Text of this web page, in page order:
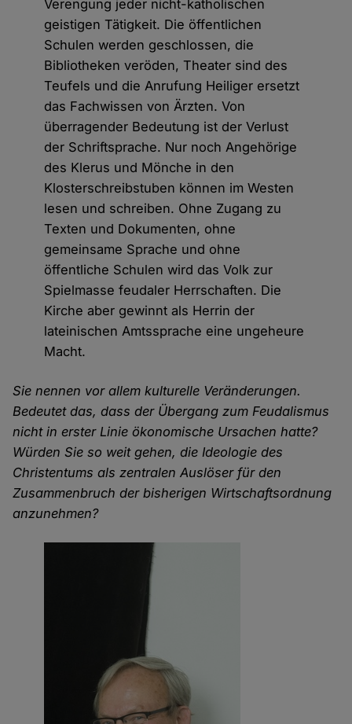
Verengung jeder nicht-katholischen
geistigen Tätigkeit. Die öffentlichen
Schulen werden geschlossen, die
Bibliotheken veröden, Theater sind des
Teufels und die Anrufung Heiliger ersetzt
das Fachwissen von Ärzten. Von
überragender Bedeutung ist der Verlust
der Schriftsprache. Nur noch Angehörige
des Klerus und Mönche in den
Klosterschreibstuben können im Westen
lesen und schreiben. Ohne Zugang zu
Texten und Dokumenten, ohne
gemeinsame Sprache und ohne
öffentliche Schulen wird das Volk zur
Spielmasse feudaler Herrschaften. Die
Kirche aber gewinnt als Herrin der
lateinischen Amtssprache eine ungeheure
Macht.
Sie nennen vor allem kulturelle Veränderungen.
Bedeutet das, dass der Übergang zum Feudalismus
nicht in erster Linie ökonomische Ursachen hatte?
Würden Sie so weit gehen, die Ideologie des
Christentums als zentralen Auslöser für den
Zusammenbruch der bisherigen Wirtschaftsordnung
anzunehmen?